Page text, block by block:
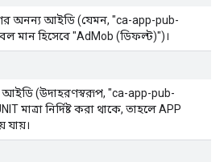
অনন্য আইডি (যেমন, "ca-app-pub-
মান হিসেবে "AdMob (ডিফল্ট)")।
আইডি (উদাহরণস্বরূপ, "ca-app-pub-
মাত্রা নির্দিষ্ট করা থাকে, তাহলে APP
যায়।